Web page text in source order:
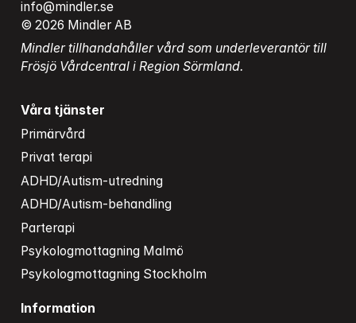
info@mindler.se
© 2026 Mindler AB
Mindler tillhandahåller vård som underleverantör till
Frösjö Vårdcentral i Region Sörmland.
Våra tjänster
Primärvård
Privat terapi
ADHD/Autism-utredning
ADHD/Autism-behandling
Parterapi
Psykologmottagning Malmö
Psykologmottagning Stockholm
Information